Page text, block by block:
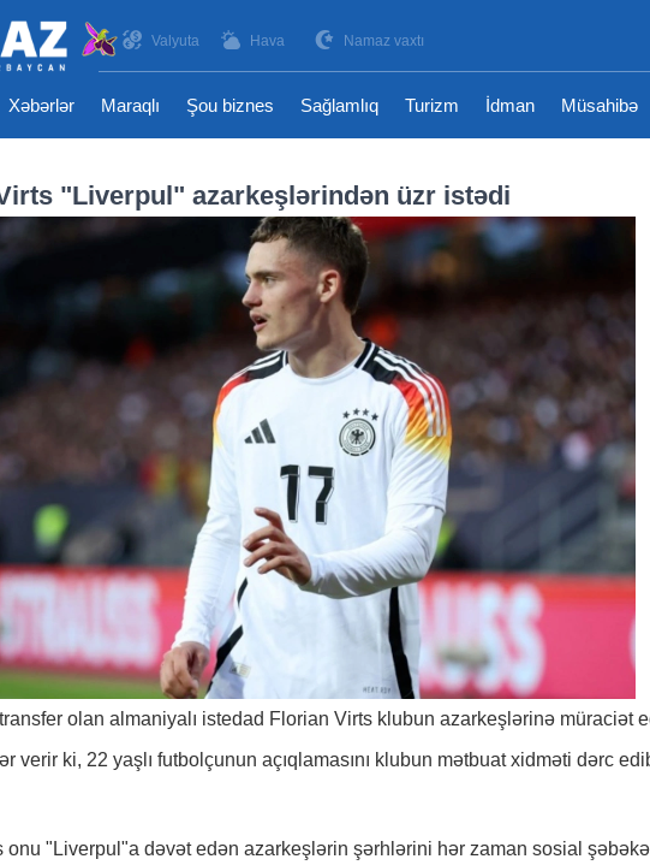
Valyuta Hava Namaz vaxtı
Xəbərlər Maraqlı Şou biznes Sağlamlıq Turizm İdman Müsahibə
"Liverpul" azarkeşlərindən üzr istədi
olan almaniyalı istedad Florian Virts klubun azarkeşlərinə müraciət
verir ki, 22 yaşlı futbolçunun açıqlamasını klubun mətbuat xidməti dərc
onu "Liverpul"a dəvət edən azarkeşlərin şərhlərini hər zaman sosial